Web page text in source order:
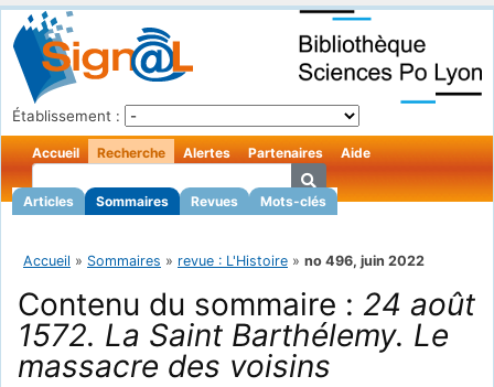
Établissement :
Accueil Recherche
Articles Sommaires Revues Mots-clés
Alertes Partenaires Aide
Accueil » Sommaires » revue : L'Histoire » no 496, juin 2022
Contenu du sommaire : 24 août
1572. La Saint Barthélemy. Le
massacre des voisins